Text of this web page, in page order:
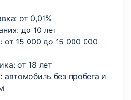
от 0,01%
до 10 лет
от 15 000 до 15 000 000
от 18 лет
автомобиль без пробега и